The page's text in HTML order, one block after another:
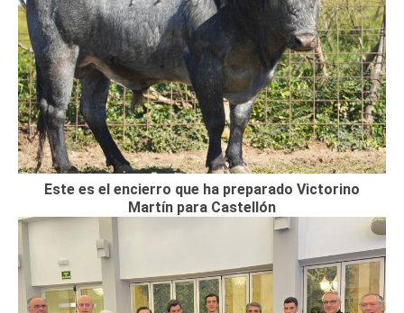
Este es el encierro que ha preparado Victorino
Martín para Castellón